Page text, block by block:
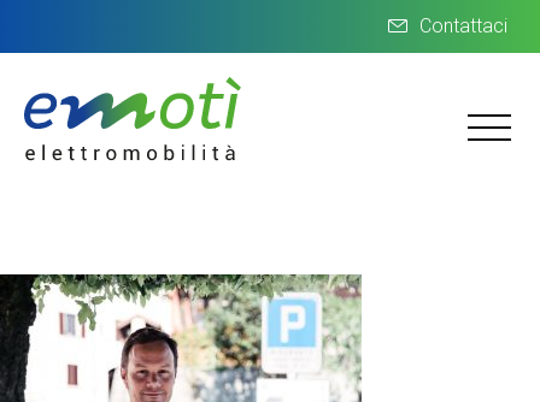
Contattaci